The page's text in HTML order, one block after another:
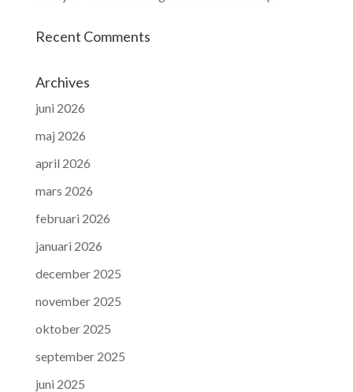
Recent Comments
Archives
juni 2026
maj 2026
april 2026
mars 2026
februari 2026
januari 2026
december 2025
november 2025
oktober 2025
september 2025
juni 2025